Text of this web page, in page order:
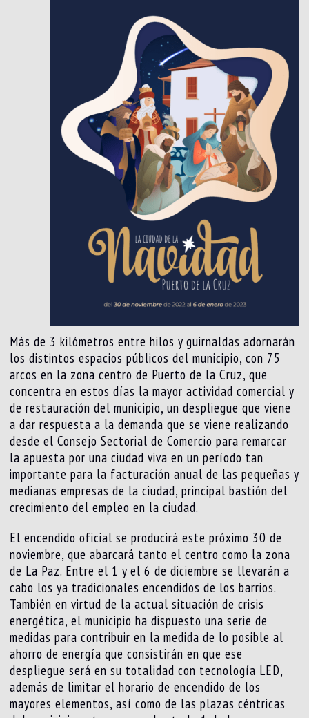
Más de 3 kilómetros entre hilos y guirnaldas adornarán
los distintos espacios públicos del municipio, con 75
arcos en la zona centro de Puerto de la Cruz, que
concentra en estos días la mayor actividad comercial y
de restauración del municipio, un despliegue que viene
a dar respuesta a la demanda que se viene realizando
desde el Consejo Sectorial de Comercio para remarcar
la apuesta por una ciudad viva en un período tan
importante para la facturación anual de las pequeñas y
medianas empresas de la ciudad, principal bastión del
crecimiento del empleo en la ciudad.
El encendido oficial se producirá este próximo 30 de
noviembre, que abarcará tanto el centro como la zona
de La Paz. Entre el 1 y el 6 de diciembre se llevarán a
cabo los ya tradicionales encendidos de los barrios.
También en virtud de la actual situación de crisis
energética, el municipio ha dispuesto una serie de
medidas para contribuir en la medida de lo posible al
ahorro de energía que consistirán en que ese
despliegue será en su totalidad con tecnología LED,
además de limitar el horario de encendido de los
mayores elementos, así como de las plazas céntricas